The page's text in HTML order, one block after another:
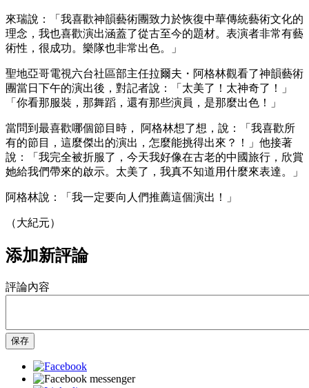
來瑞說：「我喜歡神韻藝術團致力於恢復中華傳統藝術文化的
理念，我也喜歡演出涵蓋了從古至今的題材。表演者非常有藝
術性，很成功。樂隊也非常出色。」
聖地亞哥電視六台社區部主任拉爾夫・阿格林觀看了神韻藝術
團當日下午的演出後，對記者說：「太美了！太神奇了！」
「你看那服裝，那舞蹈，還有那些演員，是那麼出色！」
當問到最喜歡哪個節目時， 阿格林想了想，說：「我喜歡所
有的節目，這麼傑出的演出，怎麼能挑得出來？！」他接著
說：「我完全被折服了，今天我好像在古老的中國旅行，欣賞
她給我們帶來的啟示。太美了，我真不知道用什麼來表達。」
阿格林說：「我一定要向人們推薦這個演出！」
（大紀元）
添加新評論
評論內容
保存